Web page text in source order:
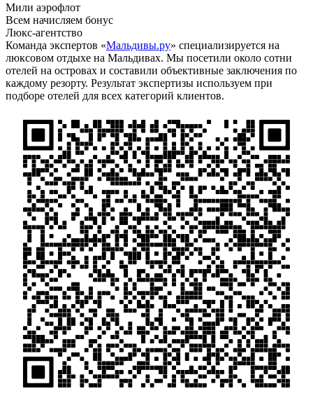
Мили аэрофлот
Всем начисляем бонус
Люкс-агентство
Команда экспертов «Мальдивы.ру» специализируется на
люксовом отдыхе на Мальдивах. Мы посетили около сотни
отелей на островах и составили объективные заключения по
каждому резорту. Результат экспертизы используем при
подборе отелей для всех категорий клиентов.